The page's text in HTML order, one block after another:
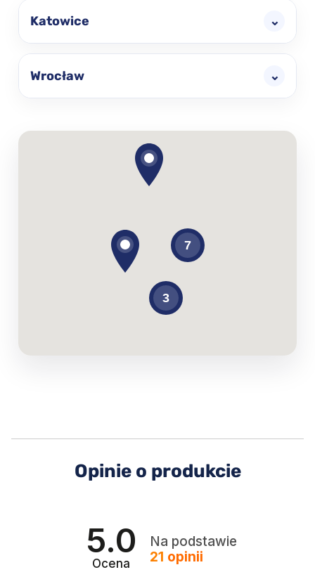
Katowice ⌄
Wrocław ⌄
Opinie o produkcie
5.0
Ocena
Na podstawie
21 opinii